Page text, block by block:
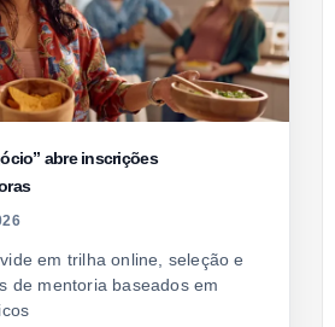
abre inscrições
em trilha online, seleção e
de mentoria baseados em